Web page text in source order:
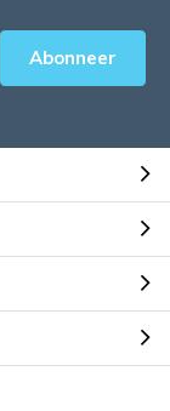
Abonneer